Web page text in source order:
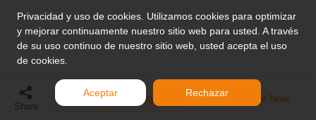
Share
Send Inquiry Chat Now
Privacidad y uso de cookies. Utilizamos cookies para optimizar
y mejorar continuamente nuestro sitio web para usted. A través
de su uso continuo de nuestro sitio web, usted acepta el uso
de cookies.
Aceptar Rechazar